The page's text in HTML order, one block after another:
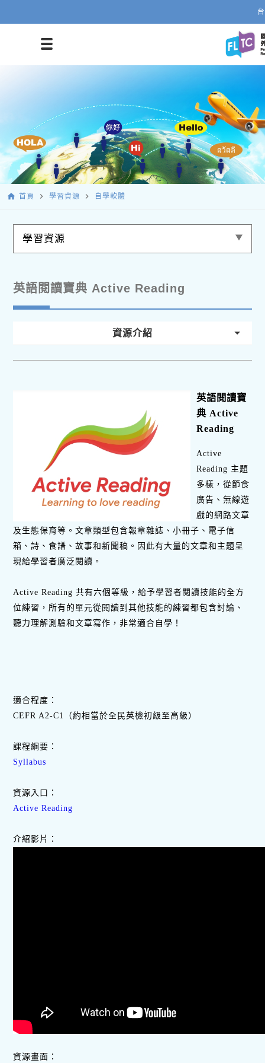
home 首頁 navigate_next 學習資源 navigate_next 自學軟體
學習資源
英語閱讀寶典 Active Reading
資源介紹
英語閱讀寶
典 Active
Reading
Active
Reading 主題
多樣，從節食
廣告、無線遊
戲的網路文章
及生態保育等。文章類型包含報章雜誌、小冊子、電子信
箱、詩、食譜、故事和新聞稿。因此有大量的文章和主題呈
現給學習者廣泛閱讀。
Active Reading 共有六個等級，給予學習者閱讀技能的全方
位練習，所有的單元從閱讀到其他技能的練習都包含討論、
聽力理解測驗和文章寫作，非常適合自學！
適合程度：
CEFR A2-C1（約相當於全民英檢初級至高級）
課程綱要：
Syllabus
資源入口：
Active Reading
介紹影片：
資源畫面：